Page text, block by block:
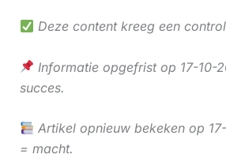
Deze content kreeg een
Informatie opgefrist op 17-10-
succes.
Artikel opnieuw bekeken op
= macht.